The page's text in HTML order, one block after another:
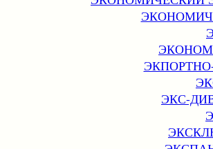
ЭКС-